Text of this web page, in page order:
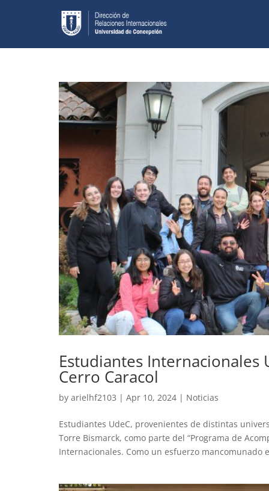
Estudiantes
Cerro Caracol
by arielhf2103 | Apr 10, 2024 | Noticias
Estudiantes UdeC, provenientes de distintas
Torre Bismarck, como parte del “Programa de
Internacionales. Como un esfuerzo mancomunado